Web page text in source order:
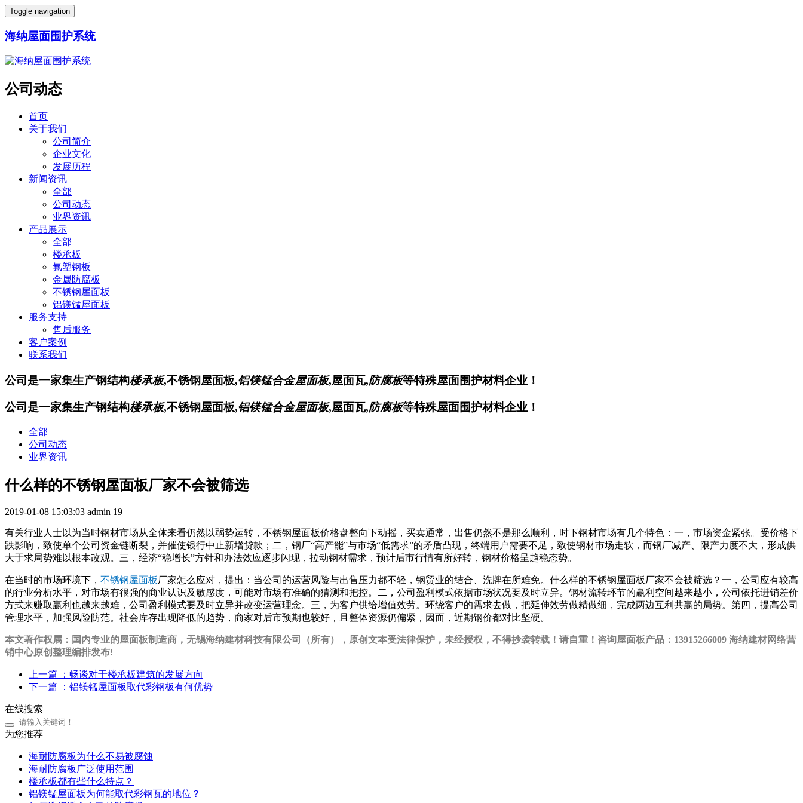
Toggle navigation
海纳屋面围护系统
公司动态
首页
关于我们
公司简介
企业文化
发展历程
新闻资讯
全部
公司动态
业界资讯
产品展示
全部
楼承板
氟塑钢板
金属防腐板
不锈钢屋面板
铝镁锰屋面板
服务支持
售后服务
客户案例
联系我们
公司是一家集生产钢结构楼承板,不锈钢屋面板,铝镁锰合金屋面板,屋面瓦,防腐板等特殊屋面围护材料企业！
公司是一家集生产钢结构楼承板,不锈钢屋面板,铝镁锰合金屋面板,屋面瓦,防腐板等特殊屋面围护材料企业！
全部
公司动态
业界资讯
什么样的不锈钢屋面板厂家不会被筛选
2019-01-08 15:03:03 admin 19
有关行业人士以为当时钢材市场从全体来看仍然以弱势运转，不锈钢屋面板价格盘整向下动摇，买卖通常，出售仍然不是那么顺利，时下钢材市场有几个特色：一，市场资金紧张。受价格下
跌影响，致使单个公司资金链断裂，并催使银行中止新增贷款；二，钢厂“高产能”与市场“低需求”的矛盾凸现，终端用户需要不足，致使钢材市场走软，而钢厂减产、限产力度不大，形成供
大于求局势难以根本改观。三，经济“稳增长”方针和办法效应逐步闪现，拉动钢材需求，预计后市行情有所好转，钢材价格呈趋稳态势。
在当时的市场环境下， 不锈钢屋面板厂家怎么应对，提出：当公司的运营风险与出售压力都不轻，钢贸业的结合、洗牌在所难免。什么样的不锈钢屋面板厂家不会被筛选？一，公司应有较高
的行业分析水平，对市场有很强的商业认识及敏感度，可能对市场有准确的猜测和把控。二，公司盈利模式依据市场状况要及时立异。钢材流转环节的赢利空间越来越小，公司依托进销差价
方式来赚取赢利也越来越难，公司盈利模式要及时立异并改变运营理念。三，为客户供给增值效劳。环绕客户的需求去做，把延伸效劳做精做细，完成两边互利共赢的局势。第四，提高公司
管理水平，加强风险防范。社会库存出现降低的趋势，商家对后市预期也较好，且整体资源仍偏紧，因而，近期钢价都对比坚硬。
本文著作权属：国内专业的屋面板制造商，无锡海纳建材科技有限公司（所有），原创文本受法律保护，未经授权，不得抄袭转载！请自重！咨询屋面板产品：13915266009 海纳建材网络营
销中心原创整理编排发布!
上一篇
：畅谈对于楼承板建筑的发展方向
下一篇
：铝镁锰屋面板取代彩钢板有何优势
在线搜索
为您推荐
海耐防腐板为什么不易被腐蚀
海耐防腐板广泛使用范围
楼承板都有些什么特点？
铝镁锰屋面板为何能取代彩钢瓦的地位？